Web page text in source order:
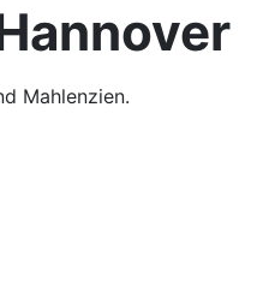
Mahlenzien.